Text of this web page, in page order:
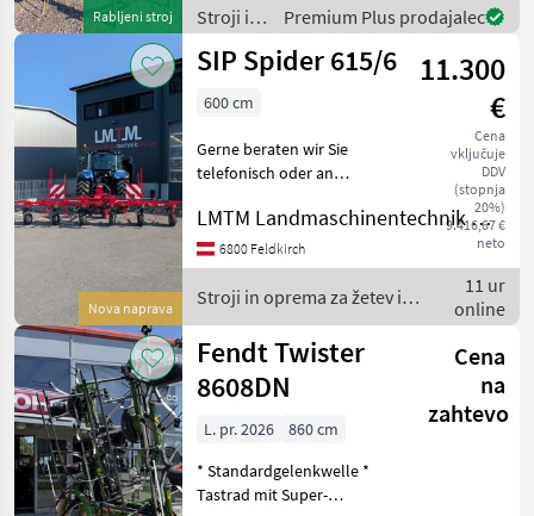
Rabljeni stroj
Stroji in
oprema
za žetev
spravilo
Premium Plus prodajalec
Nova naprava
SIP Spider 615/6
11.300
€
Cena
vključuje
DDV
(stopnja
20%)
9.416,67 €
neto
600 cm
Gerne beraten wir Sie
telefonisch oder an
Feldkirch/Österreich. An
unserem Standort können
wir Ihnen den Kreiselheuer
ausführlich vorstellen und
LMTM Landmaschinentechnik Müller
6800 Feldkirch
Stroji in oprema za žetev in
spravilo / SIP
11 ur
online
Fendt Twister
8608DN
Cena
na
zahtevo
L. pr. 2026
860 cm
* Standardgelenkwelle *
Tastrad mit Super-